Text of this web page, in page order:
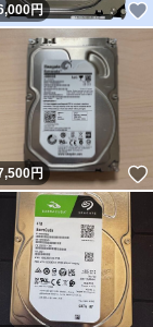
いね！
円
いね！
円